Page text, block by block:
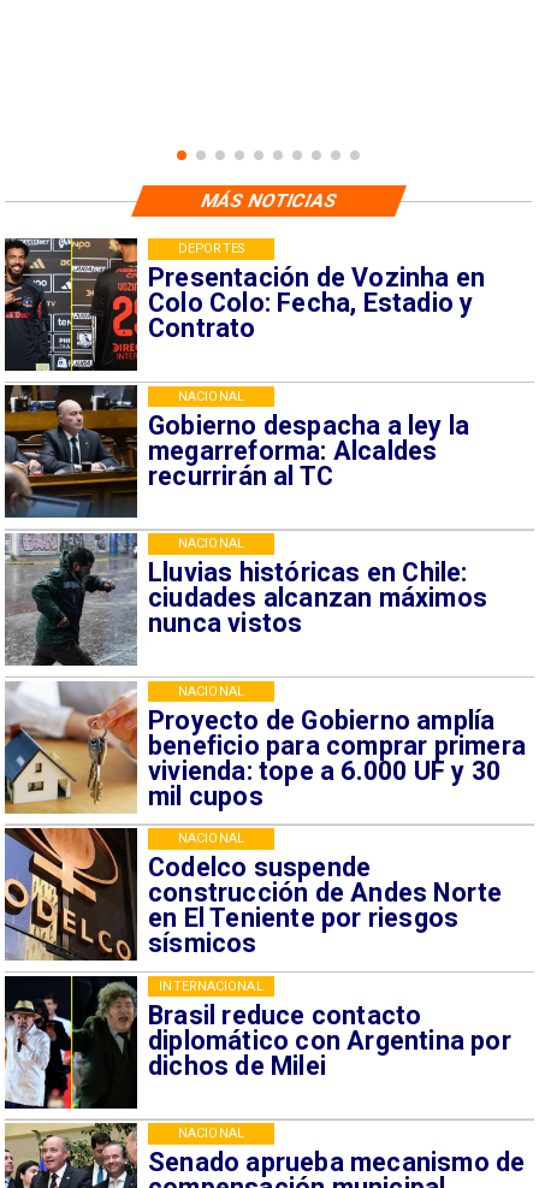
Presentación de Vozinha en
Colo Colo: Fecha, Estadio y
Contrato
DEPORTES
Gobierno despacha a ley la
megarreforma: Alcaldes
recurrirán al TC
NACIONAL
Lluvias históricas en Chile:
ciudades alcanzan máximos
nunca vistos
NACIONAL
Proyecto de Gobierno amplía
beneficio para comprar primera
vivienda: tope a 6.000 UF y 30
mil cupos
NACIONAL
Codelco suspende
construcción de Andes Norte
en El Teniente por riesgos
sísmicos
NACIONAL
Brasil reduce contacto
diplomático con Argentina por
dichos de Milei
INTERNACIONAL
Senado aprueba mecanismo de
NACIONAL
MÁS NOTICIAS